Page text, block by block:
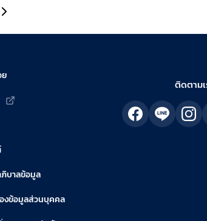
ไปยังหน้าถัดไป
บาลข้อมูล
งข้อมูลส่วนบุคคล
ติดตาม